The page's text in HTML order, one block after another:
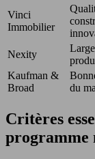
Vinci
Immobilier
Nexity
Kaufman &
Broad
du
Critères
programme